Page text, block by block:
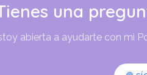
una
abierta a ayudarte con mi